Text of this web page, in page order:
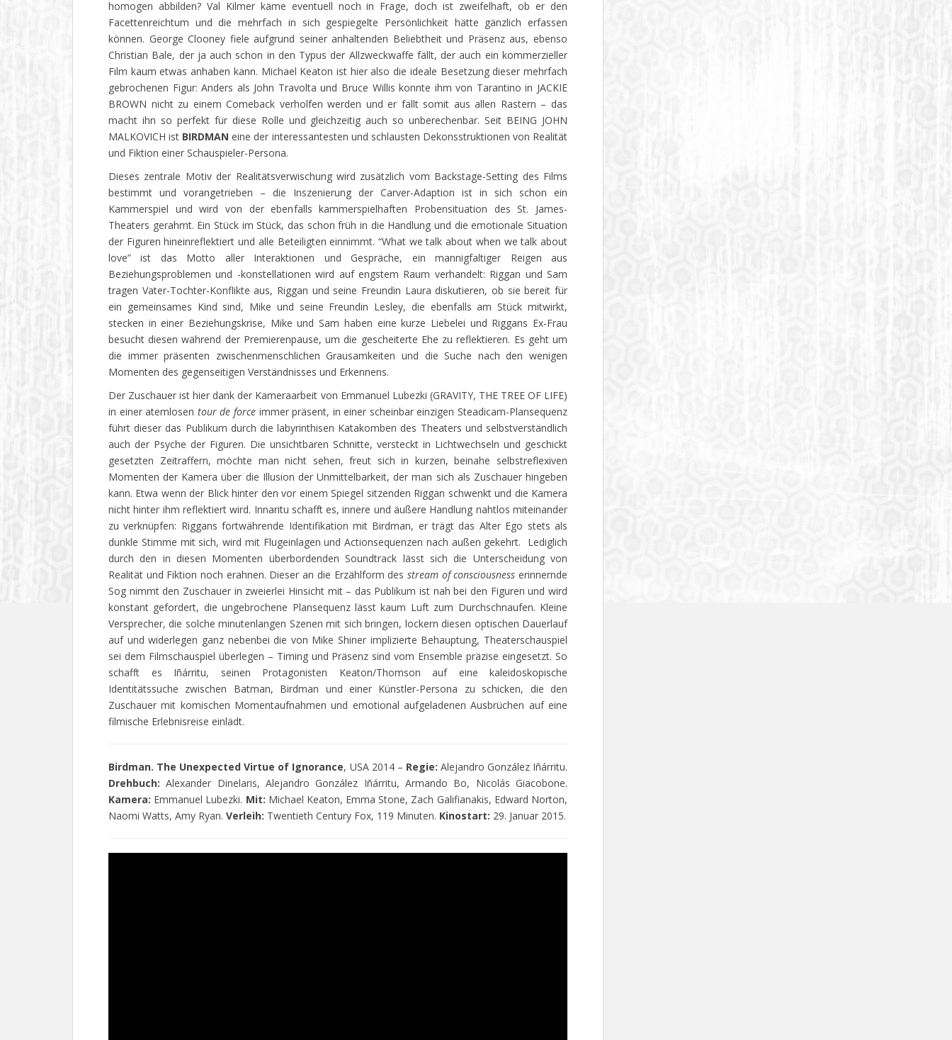
homogen abbilden? Val Kilmer käme eventuell noch in Frage, doch ist zweifelhaft, ob er den
Facettenreichtum und die mehrfach in sich gespiegelte Persönlichkeit hätte gänzlich erfassen
können. George Clooney fiele aufgrund seiner anhaltenden Beliebtheit und Präsenz aus, ebenso
Christian Bale, der ja auch schon in den Typus der Allzweckwaffe fällt, der auch ein kommerzieller
Film kaum etwas anhaben kann. Michael Keaton ist hier also die ideale Besetzung dieser mehrfach
gebrochenen Figur: Anders als John Travolta und Bruce Willis konnte ihm von Tarantino in JACKIE
BROWN nicht zu einem Comeback verholfen werden und er fällt somit aus allen Rastern – das
macht ihn so perfekt für diese Rolle und gleichzeitig auch so unberechenbar. Seit BEING JOHN
MALKOVICH ist BIRDMAN eine der interessantesten und schlausten Dekonsstruktionen von Realität
und Fiktion einer Schauspieler-Persona.
Dieses zentrale Motiv der Realitätsverwischung wird zusätzlich vom Backstage-Setting des Films
bestimmt und vorangetrieben – die Inszenierung der Carver-Adaption ist in sich schon ein
Kammerspiel und wird von der ebenfalls kammerspielhaften Probensituation des St. James-
Theaters gerahmt. Ein Stück im Stück, das schon früh in die Handlung und die emotionale Situation
der Figuren hineinreflektiert und alle Beteiligten einnimmt. “What we talk about when we talk about
love” ist das Motto aller Interaktionen und Gespräche, ein mannigfaltiger Reigen aus
Beziehungsproblemen und -konstellationen wird auf engstem Raum verhandelt: Riggan und Sam
tragen Vater-Tochter-Konflikte aus, Riggan und seine Freundin Laura diskutieren, ob sie bereit für
ein gemeinsames Kind sind, Mike und seine Freundin Lesley, die ebenfalls am Stück mitwirkt,
stecken in einer Beziehungskrise, Mike und Sam haben eine kurze Liebelei und Riggans Ex-Frau
besucht diesen während der Premierenpause, um die gescheiterte Ehe zu reflektieren. Es geht um
die immer präsenten zwischenmenschlichen Grausamkeiten und die Suche nach den wenigen
Momenten des gegenseitigen Verständnisses und Erkennens.
Der Zuschauer ist hier dank der Kameraarbeit von Emmanuel Lubezki (GRAVITY, THE TREE OF LIFE)
in einer atemlosen tour de forceimmer präsent, in einer scheinbar einzigen Steadicam-Plansequenz
führt dieser das Publikum durch die labyrinthisen Katakomben des Theaters und selbstverständlich
auch der Psyche der Figuren. Die unsichtbaren Schnitte, versteckt in Lichtwechseln und geschickt
gesetzten Zeitraffern, möchte man nicht sehen, freut sich in kurzen, beinahe selbstreflexiven
Momenten der Kamera über die Illusion der Unmittelbarkeit, der man sich als Zuschauer hingeben
kann. Etwa wenn der Blick hinter den vor einem Spiegel sitzenden Riggan schwenkt und die Kamera
nicht hinter ihm reflektiert wird. Innaritu schafft es, innere und äußere Handlung nahtlos miteinander
zu verknüpfen: Riggans fortwährende Identifikation mit Birdman, er trägt das Alter Ego stets als
dunkle Stimme mit sich, wird mit Flugeinlagen und Actionsequenzen nach außen gekehrt. Lediglich
durch den in diesen Momenten überbordenden Soundtrack lässt sich die Unterscheidung von
Realität und Fiktion noch erahnen. Dieser an die Erzählform des stream of consciousness erinnernde
Sog nimmt den Zuschauer in zweierlei Hinsicht mit – das Publikum ist nah bei den Figuren und wird
konstant gefordert, die ungebrochene Plansequenz lässt kaum Luft zum Durchschnaufen. Kleine
Versprecher, die solche minutenlangen Szenen mit sich bringen, lockern diesen optischen Dauerlauf
auf und widerlegen ganz nebenbei die von Mike Shiner implizierte Behauptung, Theaterschauspiel
sei dem Filmschauspiel überlegen – Timing und Präsenz sind vom Ensemble präzise eingesetzt. So
schafft es Iñárritu, seinen Protagonisten Keaton/Thomson auf eine kaleidoskopische
Identitätssuche zwischen Batman, Birdman und einer Künstler-Persona zu schicken, die den
Zuschauer mit komischen Momentaufnahmen und emotional aufgeladenen Ausbrüchen auf eine
filmische Erlebnisreise einlädt.
Birdman. The Unexpected Virtue of Ignorance, USA 2014 – Regie: Alejandro González Iñárritu.
Drehbuch: Alexander Dinelaris, Alejandro González Iñárritu, Armando Bo, Nicolás Giacobone.
Kamera: Emmanuel Lubezki. Mit: Michael Keaton, Emma Stone, Zach Galifianakis, Edward Norton,
Naomi Watts, Amy Ryan. Verleih: Twentieth Century Fox, 119 Minuten. Kinostart: 29. Januar 2015.